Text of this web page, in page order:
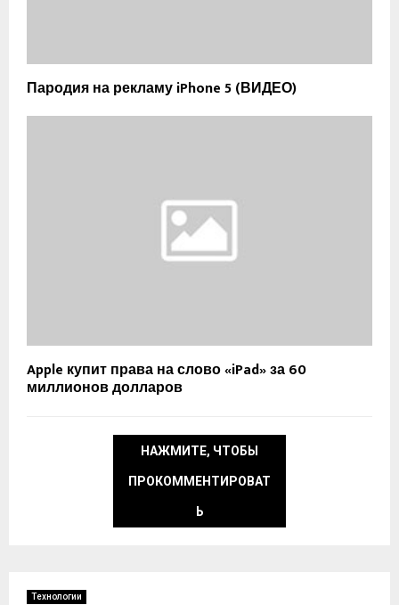
Пародия на рекламу iPhone 5 (ВИДЕО)
Apple купит права на слово «iPad» за 60
миллионов долларов
НАЖМИТЕ, ЧТОБЫ
ПРОКОММЕНТИРОВАТ
Ь
Технологии